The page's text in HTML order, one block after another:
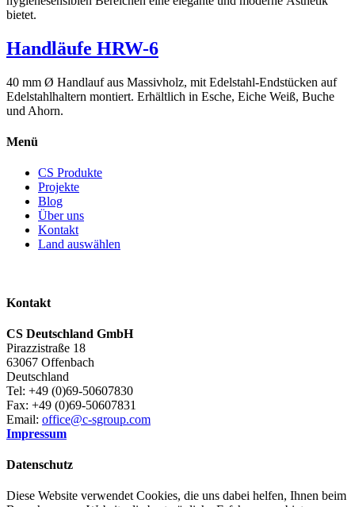
bietet.
Handläufe HRW-6
40 mm Ø Handlauf aus Massivholz, mit Edelstahl-Endstücken auf
Edelstahlhaltern montiert. Erhältlich in Esche, Eiche Weiß, Buche
und Ahorn.
Menü
CS Produkte
Projekte
Blog
Über uns
Kontakt
Land auswählen
Kontakt
CS Deutschland GmbH
Pirazzistraße 18
63067 Offenbach
Deutschland
Tel: +49 (0)69-50607830
Fax: +49 (0)69-50607831
Email: office@c-sgroup.com
Impressum
Datenschutz
Diese Website verwendet Cookies, die uns dabei helfen, Ihnen beim